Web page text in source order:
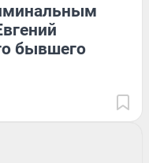
бывшего